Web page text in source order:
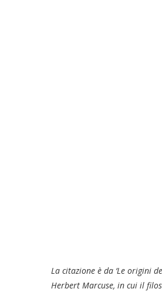
La citazione è da ‘Le origini
Herbert Marcuse, in cui il